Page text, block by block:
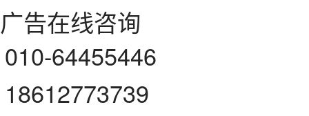
广告在线咨询
010-64455446
18612773739